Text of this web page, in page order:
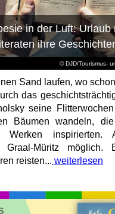
© DJD/Tourismus-
in der Luft: Urlaub
ihre
Sand laufen, wo
das
seine
Bäumen wandeln,
Werken
Graal-Müritz möglich.
reisten... weiterlesen